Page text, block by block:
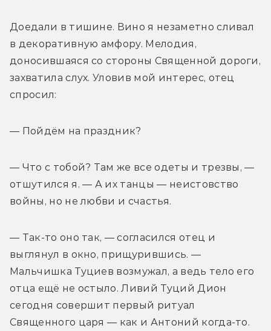
Доедали в тишине. Вино я незаметно сливал
в декоративную амфору. Мелодия,
доносившаяся со стороны Священной дороги,
захватила слух. Уловив мой интерес, отец
спросил:
— Пойдём на праздник?
— Что с тобой? Там же все одеты и трезвы, —
отшутился я. — А их танцы — неистовство
войны, но не любви и счастья.
— Так-то оно так, — согласился отец и
выглянул в окно, прищурившись. —
Мальчишка Туциев возмужал, а ведь тело его
отца ещё не остыло. Ливий Туций Дион
сегодня совершит первый ритуал
Священного царя — как и Антоний когда-то.